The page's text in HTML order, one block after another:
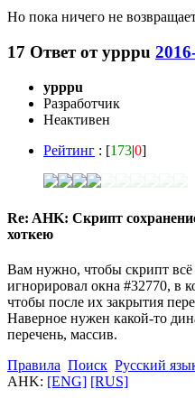
Но пока ничего не
17 Ответ отypppu
ypppu
Разработчик
Неактивен
Рейтинг : [173|0]
Re: AHK: Скрипт
хоткею
Вам нужно, чтобы скрипт всё
игнорировал окна #32770, в
чтобы после их закрытия
Наверное нужен какой-то
перечень, массив.
Правила Поиск Русский
AHK: [ENG] [RUS]